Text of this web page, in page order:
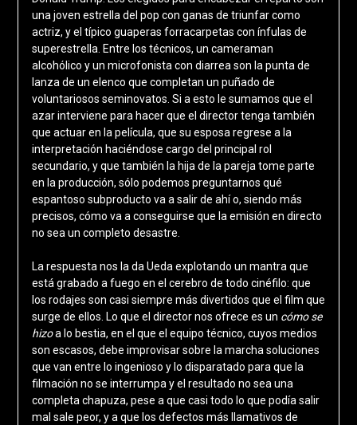
una joven estrella del pop con ganas de triunfar como
actriz, y el típico guaperas forracarpetas con ínfulas de
superestrella. Entre los técnicos, un cameraman
alcohólico y un microfonista con diarrea son la punta de
lanza de un elenco que completan un puñado de
voluntariosos seminovatos. Si a esto le sumamos que el
azar interviene para hacer que el director tenga también
que actuar en la película, que su esposa regrese a la
interpretación haciéndose cargo del principal rol
secundario, y que también la hija de la pareja tome parte
en la producción, sólo podemos preguntarnos qué
espantoso subproducto va a salir de ahí o, siendo más
precisos, cómo va a conseguirse que la emisión en directo
no sea un completo desastre.
La respuesta nos la da Ueda explotando un mantra que
está grabado a fuego en el cerebro de todo cinéfilo: que
los rodajes son casi siempre más divertidos que el film que
surge de ellos. Lo que el director nos ofrece es un cómo se
hizoa lo bestia, en el que el equipo técnico, cuyos medios
son escasos, debe improvisar sobre la marcha soluciones
que van entre lo ingenioso y lo disparatado para que la
filmación no se interrumpa y el resultado no sea una
completa chapuza, pese a que casi todo lo que podía salir
mal sale peor, y a que los defectos más llamativos de